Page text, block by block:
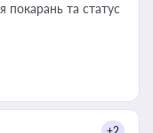
покарань та статус